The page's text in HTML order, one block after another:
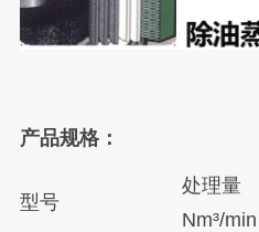
产品规格：
型号
处理量
Nm³/min